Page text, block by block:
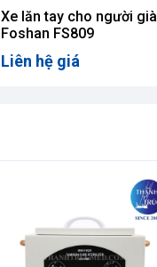
Xe lăn tay cho người già
Foshan FS809
Liên hệ giá